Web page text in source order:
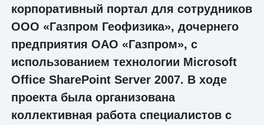
корпоративный портал для сотрудников
ООО «Газпром Геофизика», дочернего
предприятия ОАО «Газпром», с
использованием технологии Microsoft
Office SharePoint Server 2007. В ходе
проекта была организована
коллективная работа специалистов с